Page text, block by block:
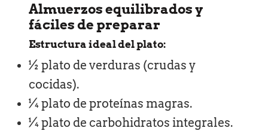
Almuerzos equilibrados y
fáciles de preparar
Estructura ideal del plato:
½ plato de verduras (crudas y
cocidas).
¼ plato de proteínas magras.
¼ plato de carbohidratos integrales.